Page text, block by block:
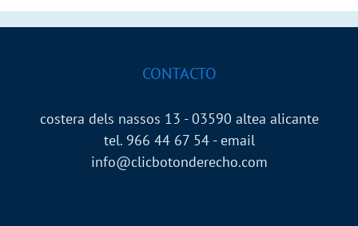
CONTACTO
costera dels nassos 13 - 03590 altea alicante
tel. 966 44 67 54 - email
info@clicbotonderecho.com